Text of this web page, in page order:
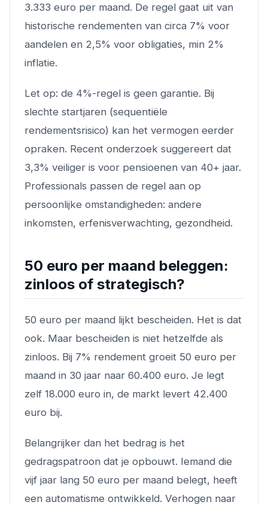
3.333 euro per maand. De regel gaat uit van
historische rendementen van circa 7% voor
aandelen en 2,5% voor obligaties, min 2%
inflatie.
Let op: de 4%-regel is geen garantie. Bij
slechte startjaren (sequentiële
rendementsrisico) kan het vermogen eerder
opraken. Recent onderzoek suggereert dat
3,3% veiliger is voor pensioenen van 40+ jaar.
Professionals passen de regel aan op
persoonlijke omstandigheden: andere
inkomsten, erfenisverwachting, gezondheid.
50 euro per maand beleggen:
zinloos of strategisch?
50 euro per maand lijkt bescheiden. Het is dat
ook. Maar bescheiden is niet hetzelfde als
zinloos. Bij 7% rendement groeit 50 euro per
maand in 30 jaar naar 60.400 euro. Je legt
zelf 18.000 euro in, de markt levert 42.400
euro bij.
Belangrijker dan het bedrag is het
gedragspatroon dat je opbouwt. Iemand die
vijf jaar lang 50 euro per maand belegt, heeft
een automatisme ontwikkeld. Verhogen naar